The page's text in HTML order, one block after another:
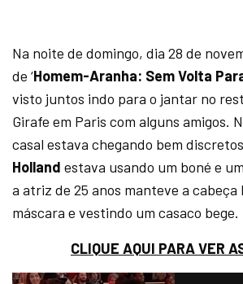
Na noite de domingo, dia 28 de
de ‘Homem-Aranha: Sem Volta
visto juntos indo para o jantar no
Girafe em Paris com alguns amigos.
casal estava chegando bem
Hollandestava usando um boné e
a atriz de 25 anos manteve a cabeça
máscara e vestindo um casaco bege.
CLIQUE AQUI PARA VER